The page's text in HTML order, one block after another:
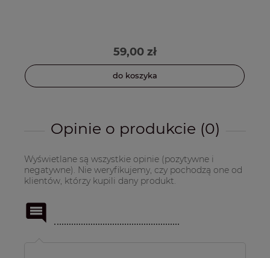
59,00 zł
do koszyka
Opinie o produkcie (0)
Wyświetlane są wszystkie opinie (pozytywne i
negatywne). Nie weryfikujemy, czy pochodzą one od
klientów, którzy kupili dany produkt.